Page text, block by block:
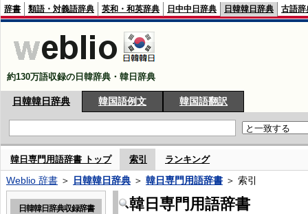
辞書 類語・対義語辞典 英和・和英辞典 日中中日辞典 日韓韓日辞典 古語辞
約130万語収録の日韓辞典・韓日辞典
日韓韓日辞典 韓国語例文 韓国語翻訳
韓日専門用語辞書 トップ 索引 ランキング
Weblio 辞書 ＞ 日韓韓日辞典 ＞ 韓日専門用語辞書 ＞ 索引
韓日専門用語辞書
日韓韓日辞典収録辞書